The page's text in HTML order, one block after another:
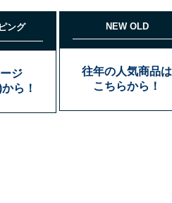
ング
ジ
ら！
NEW OLD
往年の人気商品は
こちらから！